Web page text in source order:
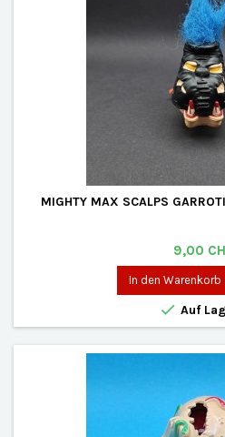
MIGHTY MAX SCALPS
Preis
9,00
In den Warenkorb
 Auf